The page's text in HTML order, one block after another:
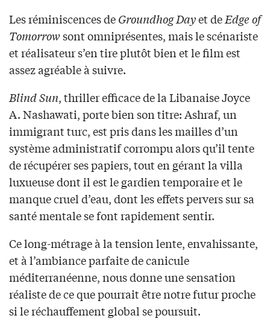
Les réminiscences deGroundhog Dayet deEdge of
Tomorrowsont omniprésentes, mais le scénariste
et réalisateur s’en tire plutôt bien et le film est
assez agréable à suivre.
Blind Sun, thriller efficace de la Libanaise Joyce
A. Nashawati, porte bien son titre: Ashraf, un
immigrant turc, est pris dans les mailles d’un
système administratif corrompu alors qu’il tente
de récupérer ses papiers, tout en gérant la villa
luxueuse dont il est le gardien temporaire et le
manque cruel d’eau, dont les effets pervers sur sa
santé mentale se font rapidement sentir.
Ce long-métrage à la tension lente, envahissante,
et à l’ambiance parfaite de canicule
méditerranéenne, nous donne une sensation
réaliste de ce que pourrait être notre futur proche
si le réchauffement global se poursuit.